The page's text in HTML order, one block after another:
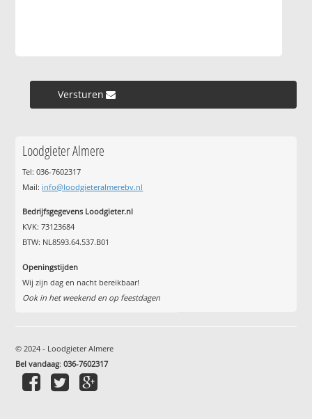
Versturen »
Loodgieter Almere
Tel: 036-7602317
Mail: info@loodgieteralmerebv.nl
Bedrijfsgegevens Loodgieter.nl
KVK: 73123684
BTW: NL8593.64.537.B01
Openingstijden
Wij zijn dag en nacht bereikbaar!
Ook in het weekend en op feestdagen
© 2024 - Loodgieter Almere
Bel vandaag:036-7602317